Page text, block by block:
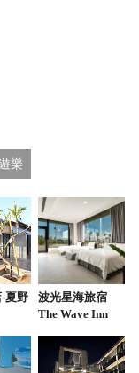
樂
夏野
波光星海旅宿
The Wave Inn